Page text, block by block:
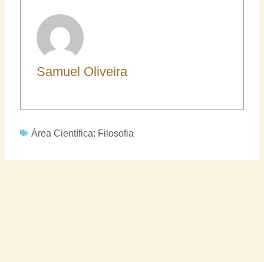
Samuel Oliveira
Área Científica: Filosofia